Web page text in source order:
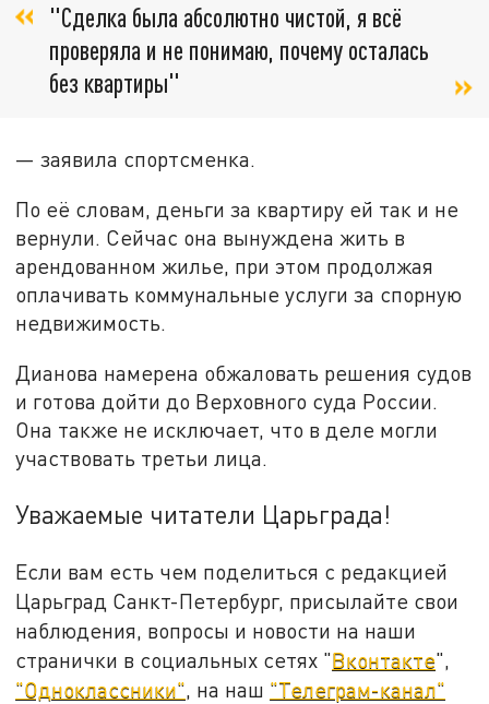
"Сделка была абсолютно чистой, я всё
проверяла и не понимаю, почему осталась
без квартиры"
— заявила спортсменка.
По её словам, деньги за квартиру ей так и не
вернули. Сейчас она вынуждена жить в
арендованном жилье, при этом продолжая
оплачивать коммунальные услуги за спорную
недвижимость.
Дианова намерена обжаловать решения судов
и готова дойти до Верховного суда России.
Она также не исключает, что в деле могли
участвовать третьи лица.
Уважаемые читатели Царьграда!
Если вам есть чем поделиться с редакцией
Царьград Санкт-Петербург, присылайте свои
наблюдения, вопросы и новости на наши
странички в социальных сетях "Вконтакте",
"Одноклассники", на наш "Телеграм-канал"